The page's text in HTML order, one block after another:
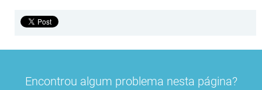
Encontrou algum problema nesta página?